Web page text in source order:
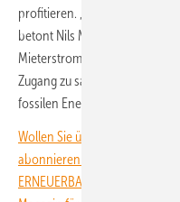
profitieren. „Die Energiewende
betont Nils Müller, Vorstand
Mieterstromprojekt
Zugang zu sauberem
fossilen Energien.“
Wollen Sie über die
abonnieren Sie einfach den
ERNEUERBARE ENERGIEN –